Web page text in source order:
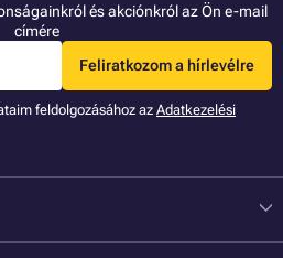
és akciónkról az Ön e-mail
címére
Feliratkozom a hírlevélre
feldolgozásához az Adatkezelési